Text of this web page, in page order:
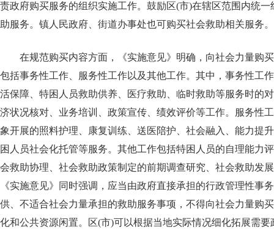
责政府购买服务的组织实施工作。鼓励区(市)在辖区范围内统
助服务。镇人民政府、街道办事处也可购买社会救助相关服务。
在规范购买内容方面，《实施意见》明确，向社会力量购
包括事务性工作、服务性工作以及其他工作。其中，事务性工
活保障、特困人员救助供养、医疗救助、临时救助等服务时的
济状况核对、业务培训、政策宣传、绩效评价等工作。服务性
象开展的照料护理、康复训练、送医陪护、社会融入、能力提
困人员社会化托管等服务。其他工作包括特困人员的自理能力
会救助协理、社会救助政策制定的前期调查研究、社会救助发
《实施意见》同时强调，应当由政府直接承担的行政管理性事
供、不适合社会力量承担的救助服务事项，不得向社会力量购
化和公共资源闲置。区(市)可以根据当地实际情况细化拓展需